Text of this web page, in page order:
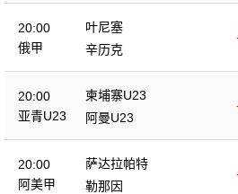
20:00
俄甲
叶尼塞
辛历克
20:00
亚青U23
柬埔寨U23
阿曼U23
20:00
阿美甲
萨达拉帕特
勒那因